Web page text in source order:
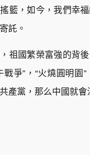
籃，如今，我們幸
託。
祖國繁榮富強的背
戰爭”，“火燒圓明
產黨，那么中國就